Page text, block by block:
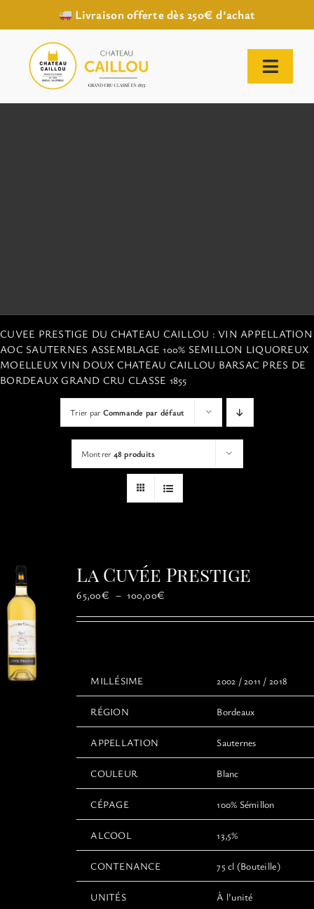
Livraison offerte dès 250€ d’achat
contenu
OFFRIR UNE EXPERIENCE
BOUTIQUE EN LIGNE
ACTUALITÉS
CUVEE PRESTIGE DU CHATEAU CAILLOU : VIN APPELLATION
AOC SAUTERNES ASSEMBLAGE 100% SEMILLON LIQUOREUX
MOELLEUX VIN DOUX CHATEAU CAILLOU BARSAC PRES DE
BORDEAUX GRAND CRU CLASSE 1855
Trier parCommande par défaut
Montrer48 produits
La Cuvée Prestige
65,00€ – 100,00€
prix :
MILLÉSIME 2002 / 2011 / 2018
RÉGION Bordeaux
APPELLATION Sauternes
COULEUR Blanc
CÉPAGE 100% Sémillon
ALCOOL 13,5%
CONTENANCE 75 cl (Bouteille)
UNITÉS À l’unité